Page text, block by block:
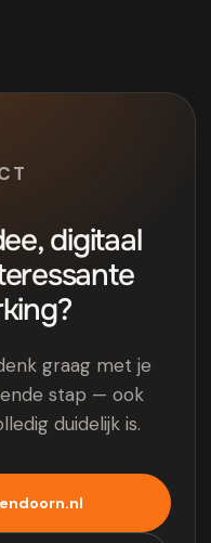
digitaal
graag met je
stap — ook
duidelijk is.